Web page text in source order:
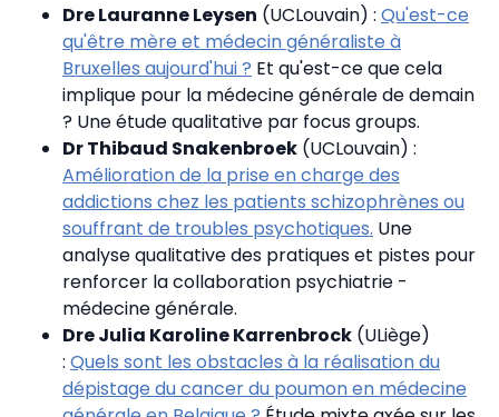
Dre Lauranne Leysen (UCLouvain) : Qu'est-ce
qu'être mère et médecin généraliste à
Bruxelles aujourd'hui ? Et qu'est-ce que cela
implique pour la médecine générale de demain
? Une étude qualitative par focus groups.
Dr Thibaud Snakenbroek (UCLouvain) :
Amélioration de la prise en charge des
addictions chez les patients schizophrènes ou
souffrant de troubles psychotiques. Une
analyse qualitative des pratiques et pistes pour
renforcer la collaboration psychiatrie -
médecine générale.
Dre Julia Karoline Karrenbrock (ULiège)
: Quels sont les obstacles à la réalisation du
dépistage du cancer du poumon en médecine